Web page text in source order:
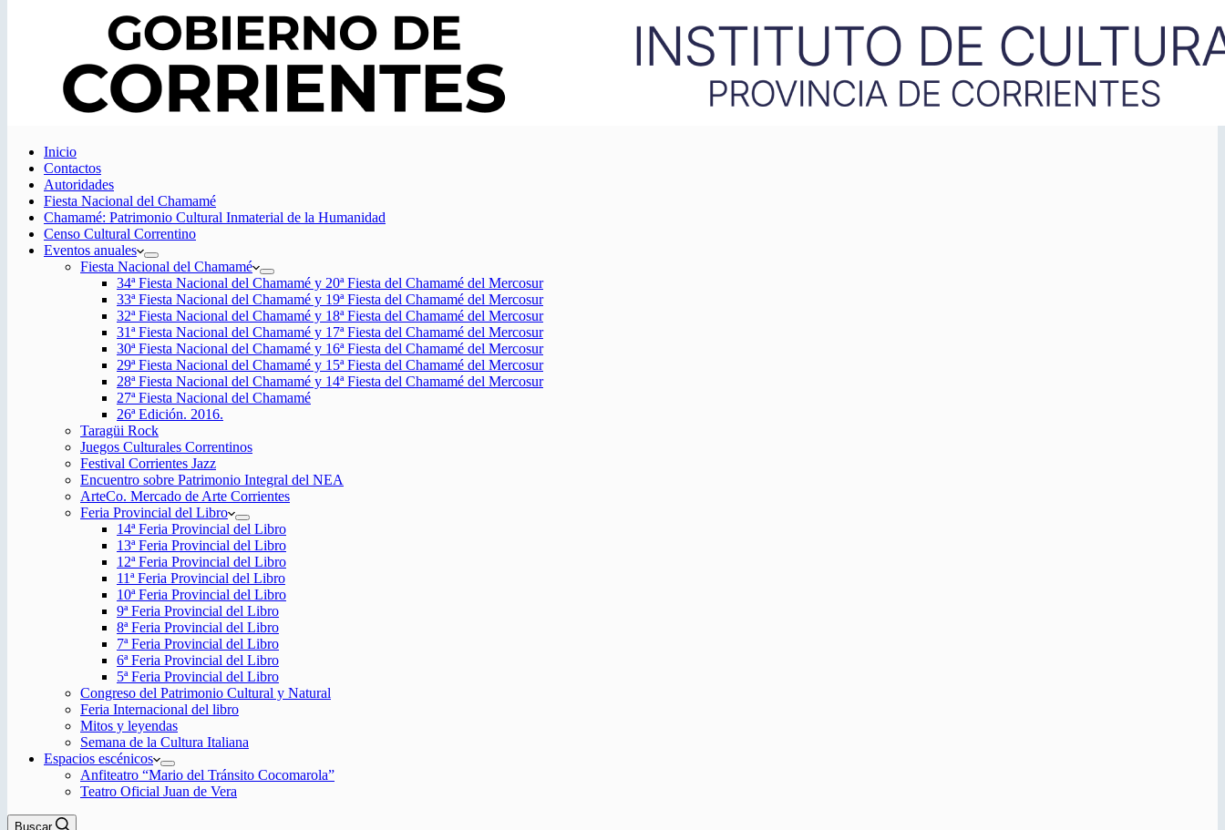
Inicio
Contactos
Autoridades
Fiesta Nacional del Chamamé
Chamamé: Patrimonio Cultural Inmaterial de la Humanidad
Censo Cultural Correntino
Eventos anuales
Fiesta Nacional del Chamamé
34ª Fiesta Nacional del Chamamé y 20ª Fiesta del Chamamé del Mercosur
33ª Fiesta Nacional del Chamamé y 19ª Fiesta del Chamamé del Mercosur
32ª Fiesta Nacional del Chamamé y 18ª Fiesta del Chamamé del Mercosur
31ª Fiesta Nacional del Chamamé y 17ª Fiesta del Chamamé del Mercosur
30ª Fiesta Nacional del Chamamé y 16ª Fiesta del Chamamé del Mercosur
29ª Fiesta Nacional del Chamamé y 15ª Fiesta del Chamamé del Mercosur
28ª Fiesta Nacional del Chamamé y 14ª Fiesta del Chamamé del Mercosur
27ª Fiesta Nacional del Chamamé
26ª Edición. 2016.
Taragüi Rock
Juegos Culturales Correntinos
Festival Corrientes Jazz
Encuentro sobre Patrimonio Integral del NEA
ArteCo. Mercado de Arte Corrientes
Feria Provincial del Libro
14ª Feria Provincial del Libro
13ª Feria Provincial del Libro
12ª Feria Provincial del Libro
11ª Feria Provincial del Libro
10ª Feria Provincial del Libro
9ª Feria Provincial del Libro
8ª Feria Provincial del Libro
7ª Feria Provincial del Libro
6ª Feria Provincial del Libro
5ª Feria Provincial del Libro
Congreso del Patrimonio Cultural y Natural
Feria Internacional del libro
Mitos y leyendas
Semana de la Cultura Italiana
Espacios escénicos
Anfiteatro “Mario del Tránsito Cocomarola”
Teatro Oficial Juan de Vera
Buscar